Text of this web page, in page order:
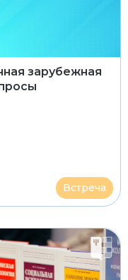
зарубежная
Встреча